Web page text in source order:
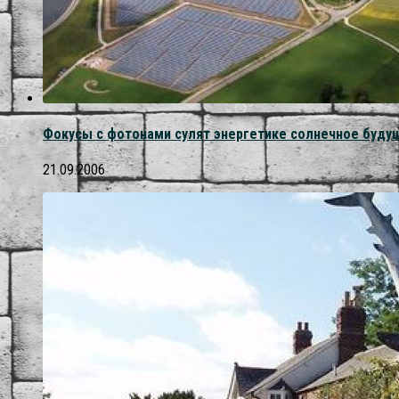
Фокусы с фотонами сулят энергетике солнечное
21.09.2006